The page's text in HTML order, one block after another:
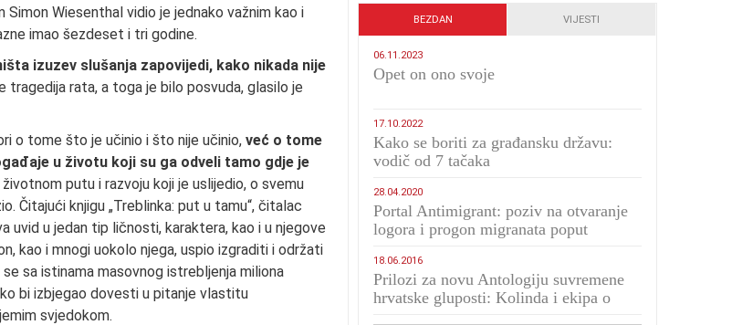
Wiesenthal vidio je jednako važnim kao i
imao šezdeset i tri godine.
izuzev slušanja zapovijedi, kako nikada nije
tragedija rata, a toga je bilo posvuda, glasilo je
o tome što je učinio i što nije učinio, već o tome
u životu koji su ga odveli tamo gdje je
putu i razvoju koji je uslijedio, o svemu
Čitajući knjigu „Treblinka: put u tamu“, čitalac
uvid u jedan tip ličnosti, karaktera, kao i u njegove
kao i mnogi uokolo njega, uspio izgraditi i održati
sa istinama masovnog istrebljenja miliona
bi izbjegao dovesti u pitanje vlastitu
svjedokom.
BEZDAN VIJESTI
06.11.2023
​Opet on ono svoje
17.10.2022
Kako se boriti za građansku državu:
vodič od 7 tačaka
28.04.2020
Portal Antimigrant: poziv na otvaranje
logora i progon migranata poput
18.06.2016
Prilozi za novu Antologiju suvremene
hrvatske gluposti: Kolinda i ekipa o